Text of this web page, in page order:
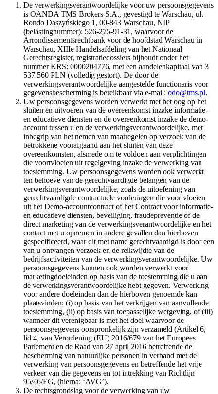
De verwerkingsverantwoordelijke voor uw persoonsgegevens
is OANDA TMS Brokers S.A., gevestigd te Warschau, ul.
Rondo Daszyńskiego 1, 00-843 Warschau, NIP
(belastingnummer): 526-275-91-31, waarvoor de
Arrondissementsrechtbank voor de hoofdstad Warschau in
Warschau, XIIIe Handelsafdeling van het Nationaal
Gerechtsregister, registratiedossiers bijhoudt onder het
nummer KRS: 0000204776, met een aandelenkapitaal van 3
537 560 PLN (volledig gestort). De door de
verwerkingsverantwoordelijke aangestelde functionaris voor
gegevensbescherming is bereikbaar via e-mail: odo@tms.pl.
Uw persoonsgegevens worden verwerkt met het oog op het
sluiten en uitvoeren van de overeenkomst inzake informatie-
en educatieve diensten en de overeenkomst inzake de demo-
account tussen u en de verwerkingsverantwoordelijke, met
inbegrip van het nemen van maatregelen op verzoek van de
betrokkene voorafgaand aan het sluiten van deze
overeenkomsten, alsmede om te voldoen aan verplichtingen
die voortvloeien uit regelgeving inzake de verwerking van
toestemming. Uw persoonsgegevens worden ook verwerkt
ten behoeve van de gerechtvaardigde belangen van de
verwerkingsverantwoordelijke, zoals de uitoefening van
gerechtvaardigde contractuele vorderingen die voortvloeien
uit het Demo-accountcontract of het Contract voor informatie-
en educatieve diensten, beveiliging, fraudepreventie of de
direct marketing van de verwerkingsverantwoordelijke en het
contact met u opnemen in andere gevallen dan hierboven
gespecificeerd, waar dit met name gerechtvaardigd is door een
van u ontvangen verzoek en de reikwijdte van de
bedrijfsactiviteiten van de verwerkingsverantwoordelijke. Uw
persoonsgegevens kunnen ook worden verwerkt voor
marketingdoeleinden op basis van de toestemming die u aan
de verwerkingsverantwoordelijke hebt gegeven. Verwerking
voor andere doeleinden dan de hierboven genoemde kan
plaatsvinden: (i) op basis van het verkrijgen van aanvullende
toestemming, (ii) op basis van toepasselijke wetgeving, of (iii)
wanneer dit verenigbaar is met het doel waarvoor de
persoonsgegevens oorspronkelijk zijn verzameld (Artikel 6,
lid 4, van Verordening (EU) 2016/679 van het Europees
Parlement en de Raad van 27 april 2016 betreffende de
bescherming van natuurlijke personen in verband met de
verwerking van persoonsgegevens en betreffende het vrije
verkeer van die gegevens en tot intrekking van Richtlijn
95/46/EG, (hierna: ‘AVG’).
De rechtsgrondslag voor de verwerking van uw